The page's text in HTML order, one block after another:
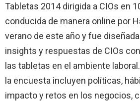
Tabletas 2014 dirigida a CIOs en
conducida de manera online por
verano de este año y fue
insights y respuestas de CIOs
las tabletas en el ambiente
la encuesta incluyen políticas,
impacto y retos en los negocios,